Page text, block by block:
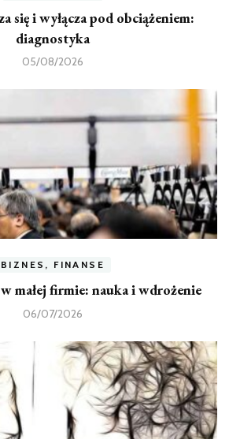
się i wyłącza pod obciążeniem:
diagnostyka
05/08/2026
BIZNES, FINANSE
małej firmie: nauka i wdrożenie
06/07/2026